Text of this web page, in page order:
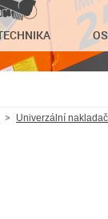
Univerzální